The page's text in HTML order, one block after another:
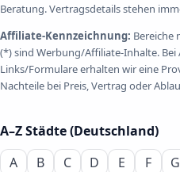
Beratung. Vertragsdetails stehen
Affiliate-Kennzeichnung: Bereiche
(*) sind Werbung/Affiliate-Inhalte. Bei
Links/Formulare erhalten wir eine
Nachteile bei Preis, Vertrag oder
A–Z Städte (Deutschland)
A
B C D E F G